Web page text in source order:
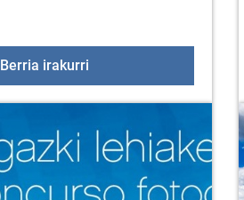
Berria irakurriSologanako ordutegia